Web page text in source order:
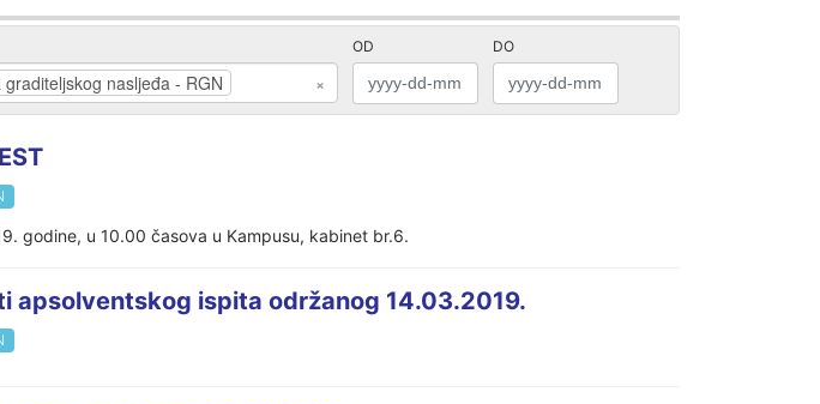
×
graditeljskog nasljeđa - RGN
OD DO
godine, u 10.00 časova u Kampusu, kabinet br.6.
apsolventskog ispita održanog 14.03.2019.